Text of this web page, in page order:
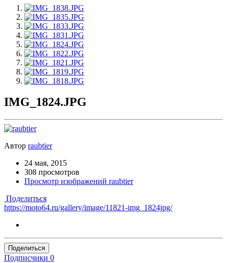
IMG_1824.JPG
Автор raubtier
24 мая, 2015
308 просмотров
Просмотр изображений raubtier
Поделиться
https://moto64.ru/gallery/image/11821-img_1824jpg/
Поделиться
Подписчики 0